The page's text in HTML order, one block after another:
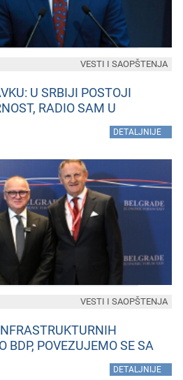
U SRBIJI POSTOJI
RADIO SAM U
DETALJNIJE
VESTI I SAOPŠTENJA
BDP, POVEZUJEMO SE SA
DETALJNIJE
VESTI I SAOPŠTENJA